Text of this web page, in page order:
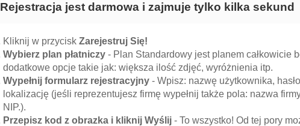
Rejestracja jest darmowa i zajmuje tylko kilka sekund
Kliknij w przycisk Zarejestruj Się!
Wybierz plan płatniczy - Plan Standardowy jest planem całkowicie
dodatkowe opcje takie jak: większa ilość zdjęć, wyróżnienia itp.
Wypełnij formularz rejestracyjny - Wpisz: nazwę użytkownika,
lokalizację (jeśli reprezentujesz firmę wypełnij także pola: nazwa
NIP.).
Przepisz kod z obrazka i kliknij Wyślij - To wszystko! Od tej pory